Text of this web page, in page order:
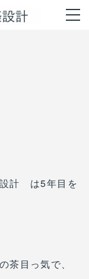
計 は5年目を
茶目っ気で、